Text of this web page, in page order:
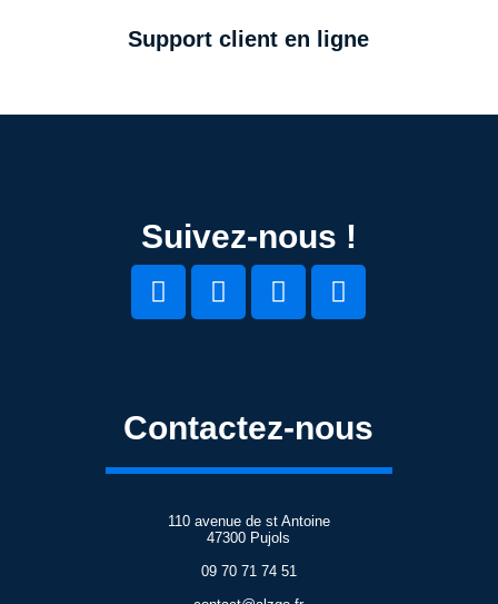
Support client en ligne
Suivez-nous !
Contactez-nous
110 avenue de st Antoine
47300 Pujols
09 70 71 74 51